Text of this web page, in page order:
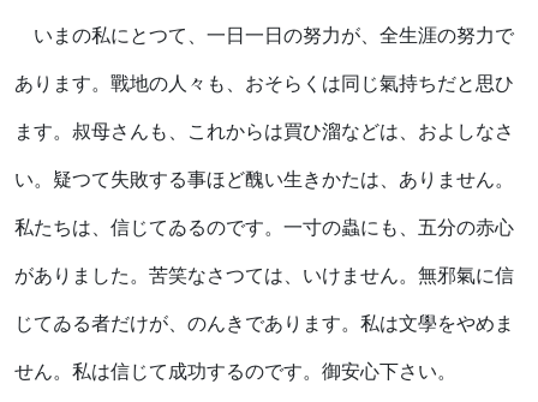
いまの私にとつて、一日一日の努力が、全生涯の努力で
あります。戰地の人々も、おそらくは同じ氣持ちだと思ひ
ます。叔母さんも、これからは買ひ溜などは、およしなさ
い。疑つて失敗する事ほど醜い生きかたは、ありません。
私たちは、信じてゐるのです。一寸の蟲にも、五分の赤心
がありました。苦笑なさつては、いけません。無邪氣に信
じてゐる者だけが、のんきであります。私は文學をやめま
せん。私は信じて成功するのです。御安心下さい。